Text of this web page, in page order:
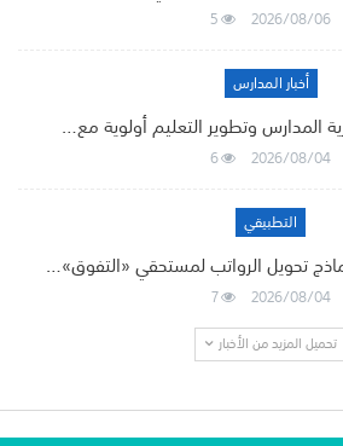
2026/08/06
5
أخبار المدارس
المدارس وتطوير التعليم أولوية مع…
2026/08/04
6
التطبيقي
تحويل الرواتب لمستحقي «التفوق»…
2026/08/04
7
تحميل المزيد من الأخبار